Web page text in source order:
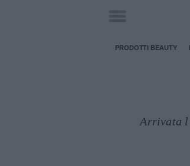
PRODOTTI BEAUTY
Arrivata